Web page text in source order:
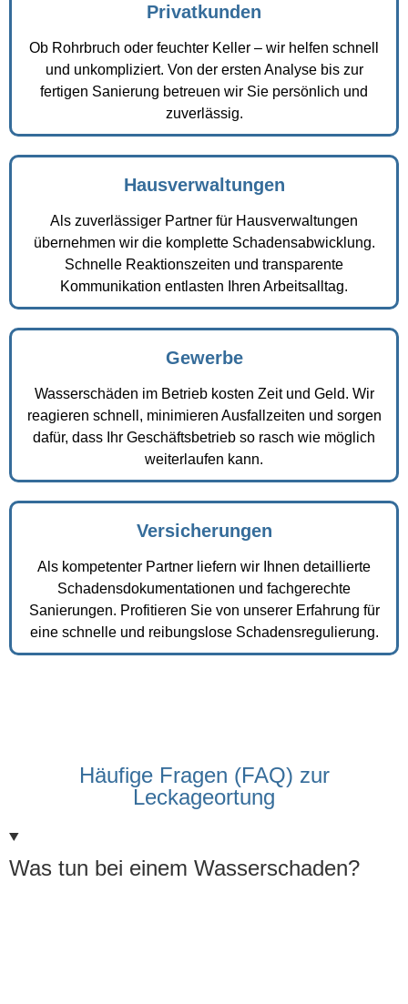
Privatkunden
Ob Rohrbruch oder feuchter Keller – wir helfen schnell
und unkompliziert. Von der ersten Analyse bis zur
fertigen Sanierung betreuen wir Sie persönlich und
zuverlässig.
Hausverwaltungen
Als zuverlässiger Partner für Hausverwaltungen
übernehmen wir die komplette Schadensabwicklung.
Schnelle Reaktionszeiten und transparente
Kommunikation entlasten Ihren Arbeitsalltag.
Gewerbe
Wasserschäden im Betrieb kosten Zeit und Geld. Wir
reagieren schnell, minimieren Ausfallzeiten und sorgen
dafür, dass Ihr Geschäftsbetrieb so rasch wie möglich
weiterlaufen kann.
Versicherungen
Als kompetenter Partner liefern wir Ihnen detaillierte
Schadensdokumentationen und fachgerechte
Sanierungen. Profitieren Sie von unserer Erfahrung für
eine schnelle und reibungslose Schadensregulierung.
Häufige Fragen (FAQ) zur
Leckageortung
Was tun bei einem Wasserschaden?